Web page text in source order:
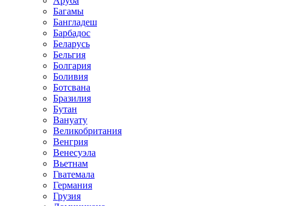
Багамы
Бангладеш
Барбадос
Беларусь
Бельгия
Болгария
Боливия
Ботсвана
Бразилия
Бутан
Вануату
Великобритания
Венгрия
Венесуэла
Вьетнам
Гватемала
Германия
Грузия